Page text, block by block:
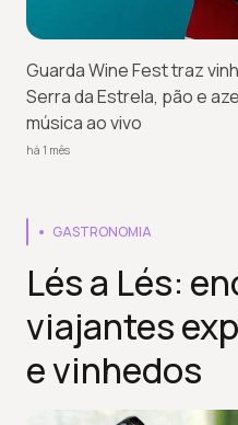
Guarda Wine Fest traz
Serra da Estrela, pão e
música ao vivo
há 1 mês
GASTRONOMIA
Lés a Lés:
viajantes
e vinhedos